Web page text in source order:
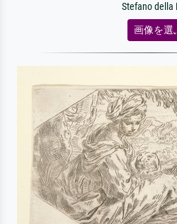
Stefano della
画像を選